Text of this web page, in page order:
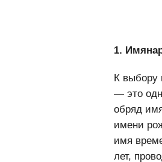
К
— это
обряд
имени
имя